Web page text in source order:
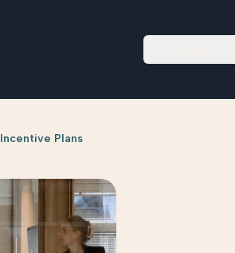
Incentive Plans